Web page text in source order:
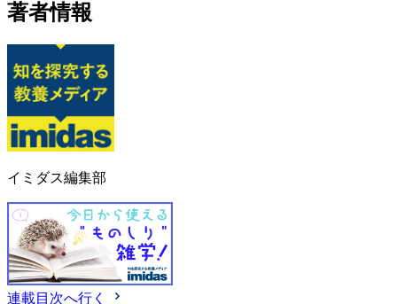
著者情報
イミダス編集部
連載目次へ行く